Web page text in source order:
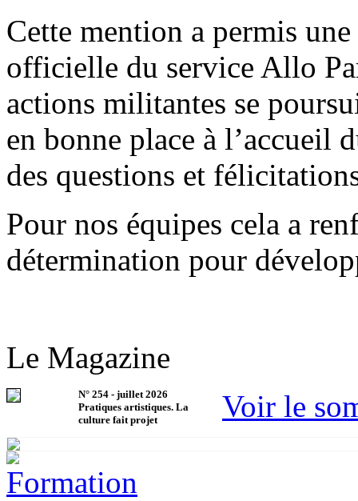
Cette mention a permis
officielle du service Allo
actions militantes se
en bonne place à l’accueil
des questions et
Pour nos équipes cela a
détermination pour
Le Magazine
N° 254 - juillet 2026
Pratiques artistiques. La
culture fait projet
Voir le